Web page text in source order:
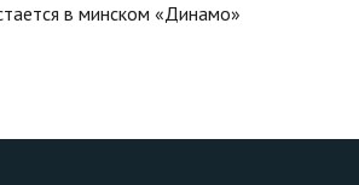
в минском «Динамо»